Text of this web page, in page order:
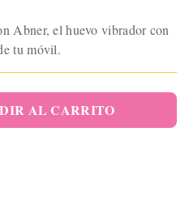
Abner, el huevo vibrador con
tu móvil.
AL CARRITO